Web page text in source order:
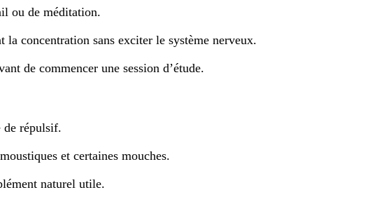
ou de méditation.
concentration sans exciter le système nerveux.
de commencer une session d’étude.
de répulsif.
et certaines mouches.
naturel utile.